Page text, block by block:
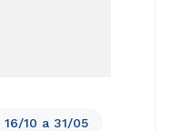
16/10 a 31/05